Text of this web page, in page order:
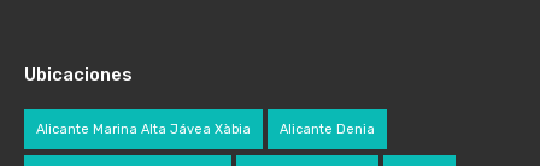
Ubicaciones
Alicante Marina Alta Jávea Xàbia Alicante Denia